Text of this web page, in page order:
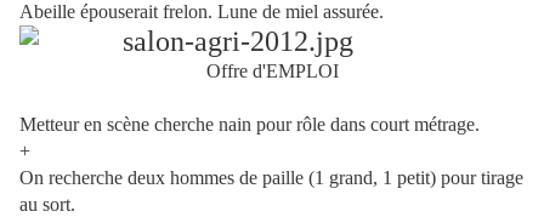
Abeille épouserait frelon. Lune de miel assurée.
Offre d'EMPLOI
Metteur en scène cherche nain pour rôle dans court métrage.
+
On recherche deux hommes de paille (1 grand, 1 petit) pour tirage
au sort.